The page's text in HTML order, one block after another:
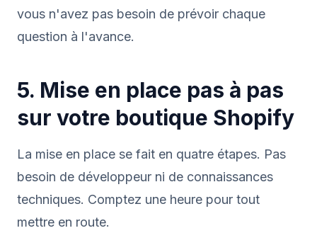
vous n'avez pas besoin de prévoir chaque
question à l'avance.
5. Mise en place pas à pas
sur votre boutique Shopify
La mise en place se fait en quatre étapes. Pas
besoin de développeur ni de connaissances
techniques. Comptez une heure pour tout
mettre en route.